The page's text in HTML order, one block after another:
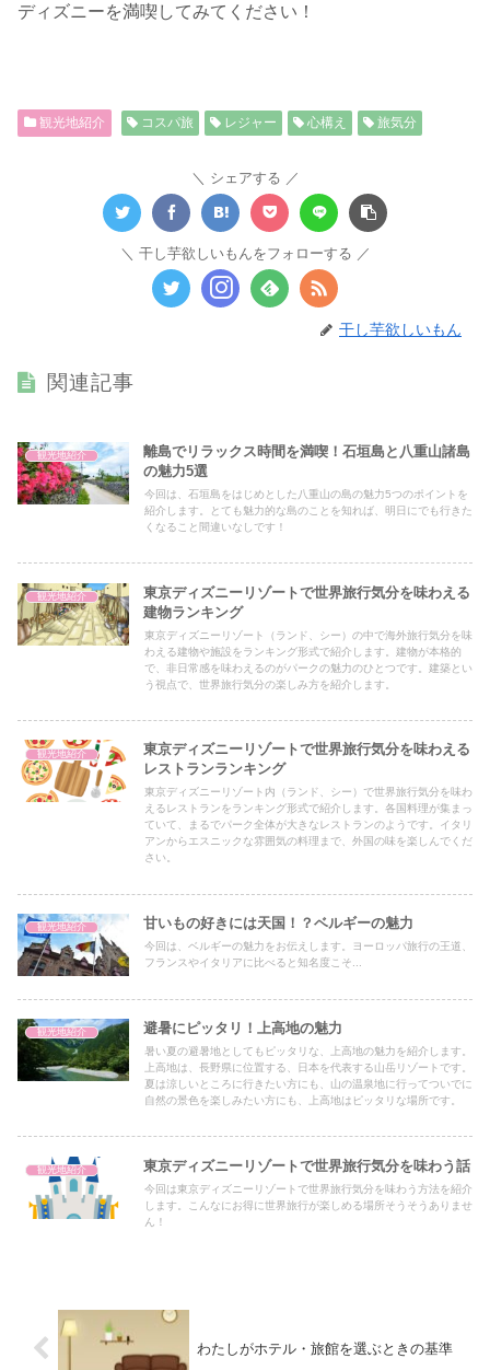
ディズニーを満喫してみてください！
観光地紹介 コスパ旅 レジャー 心構え 旅気分
シェアする
干し芋欲しいもんをフォローする
干し芋欲しいもん
関連記事
観光地紹介
離島でリラックス時間を満喫！石垣島と八重山諸島
の魅力5選
今回は、石垣島をはじめとした八重山の島の魅力5つのポイントを
紹介します。とても魅力的な島のことを知れば、明日にでも行きた
くなること間違いなしです！
観光地紹介
東京ディズニーリゾートで世界旅行気分を味わえる
建物ランキング
東京ディズニーリゾート（ランド、シー）の中で海外旅行気分を味
わえる建物や施設をランキング形式で紹介します。建物が本格的
で、非日常感を味わえるのがパークの魅力のひとつです。建築とい
う視点で、世界旅行気分の楽しみ方を紹介します。
観光地紹介
東京ディズニーリゾートで世界旅行気分を味わえる
レストランランキング
東京ディズニーリゾート内（ランド、シー）で世界旅行気分を味わ
えるレストランをランキング形式で紹介します。各国料理が集まっ
ていて、まるでパーク全体が大きなレストランのようです。イタリ
アンからエスニックな雰囲気の料理まで、外国の味を楽しんでくだ
さい。
観光地紹介 甘いもの好きには天国！？ベルギーの魅力
今回は、ベルギーの魅力をお伝えします。ヨーロッパ旅行の王道、
フランスやイタリアに比べると知名度こそ...
観光地紹介 避暑にピッタリ！上高地の魅力
暑い夏の避暑地としてもピッタリな、上高地の魅力を紹介します。
上高地は、長野県に位置する、日本を代表する山岳リゾートです。
夏は涼しいところに行きたい方にも、山の温泉地に行ってついでに
自然の景色を楽しみたい方にも、上高地はピッタリな場所です。
観光地紹介 東京ディズニーリゾートで世界旅行気分を味わう話
今回は東京ディズニーリゾートで世界旅行気分を味わう方法を紹介
します。こんなにお得に世界旅行が楽しめる場所そうそうありませ
ん！
わたしがホテル・旅館を選ぶときの基準